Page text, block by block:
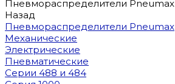
Пневмораспределители Pneumax
Назад
Пневмораспределители Pneumax
Механические
Электрические
Пневматические
Серии 488 и 484